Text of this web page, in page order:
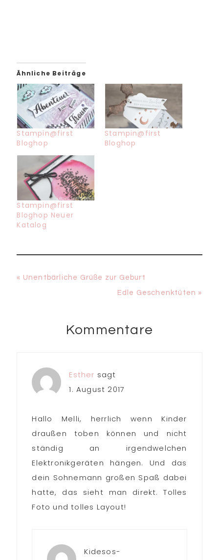
Ähnliche Beiträge
Stampin@first
Bloghop
Stampin@first
Bloghop
Stampin@first
Bloghop Neuer
Katalog
Vorheriger
« Unentbärliche Grüße zur Geburt
Nächster
Edle Geschenktüten »
Leser-Kommentare
Esther sagt
1. August 2017
Hallo Melli, herrlich wenn Kinder
draußen toben können und nicht
ständig an irgendwelchen
Elektronikgeräten hängen. Und das
dein Sohnemann großen Spaß dabei
hatte, das sieht man direkt. Tolles
Foto und tolles Layout!
Kidesos-